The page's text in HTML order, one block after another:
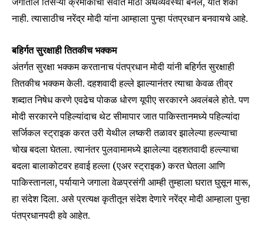
नाही. त्यासाठीच नरेंद्र मोदी यांना आम्हाला पुन्हा पंतप्रधान बनवायचे आहे.
बहिर्गत सुरक्षाही तितकीच भक्कम
अंतर्गत सुरक्षा भक्कम करतानाच पंतप्रधान मोदी यांनी बहिर्गत सुरक्षाही
तितकीच भक्कम केली. दहशवादी हल्ले झाल्यानंतर त्याचा केवळ तीव्र
शब्दात निषेध करणे एवढेच पोकळ धोरण यूपीए सरकारने अवलंबले होते. पण
मोदी सरकारने पहिल्यांदाच थेट सीमापार जात पाकिस्तानमध्ये पहिल्यांदा
सर्जिकल स्ट्राइक करत उरी येथील लष्करी तळावर झालेल्या हल्ल्याचा
चोख बदला घेतला. त्यानंतर पुलवामामध्ये झालेल्या दहशतवादी हल्ल्याचा
बदला बालाकोटवर हवाई हल्ला (एअर स्ट्राइक) करत घेतला आणि
पाकिस्तानला, पर्यायाने जगाला वेळप्रसंगी आम्ही तुम्हाला घरात घुसून मारू,
हा संदेश दिला. असे प्रत्यक्ष कृतीतून संदेश देणारे नरेंद्र मोदी आम्हाला पुन्हा
पंतप्रधानपदी हवे आहेत.